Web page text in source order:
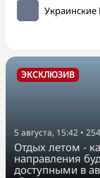
ЭКСКЛЮЗИВ
5 августа, 15:42 •
Отдых летом -
направления
доступными в